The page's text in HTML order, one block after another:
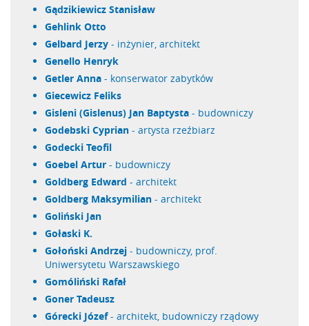
Gądzikiewicz Stanisław
Gehlink Otto
Gelbard Jerzy - inżynier, architekt
Genello Henryk
Getler Anna - konserwator zabytków
Giecewicz Feliks
Gisleni (Gislenus) Jan Baptysta - budowniczy
Godebski Cyprian - artysta rzeźbiarz
Godecki Teofil
Goebel Artur - budowniczy
Goldberg Edward - architekt
Goldberg Maksymilian - architekt
Goliński Jan
Gołaski K.
Gołoński Andrzej - budowniczy, prof.
Uniwersytetu Warszawskiego
Gomóliński Rafał
Goner Tadeusz
Górecki Józef- architekt, budowniczy rządowy